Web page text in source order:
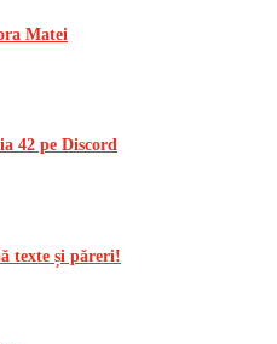
Matei
42 pe Discord
texte și păreri!